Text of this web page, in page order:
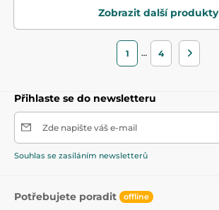
Zobrazit další produkty
1 … 4
Přihlaste se do newsletteru
Zde napište váš e-mail
Souhlas se zasíláním newsletterů
Potřebujete poradit offline